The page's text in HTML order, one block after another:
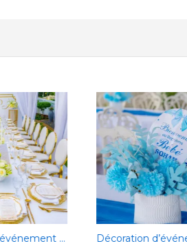
Décoration d’événement de particuliers